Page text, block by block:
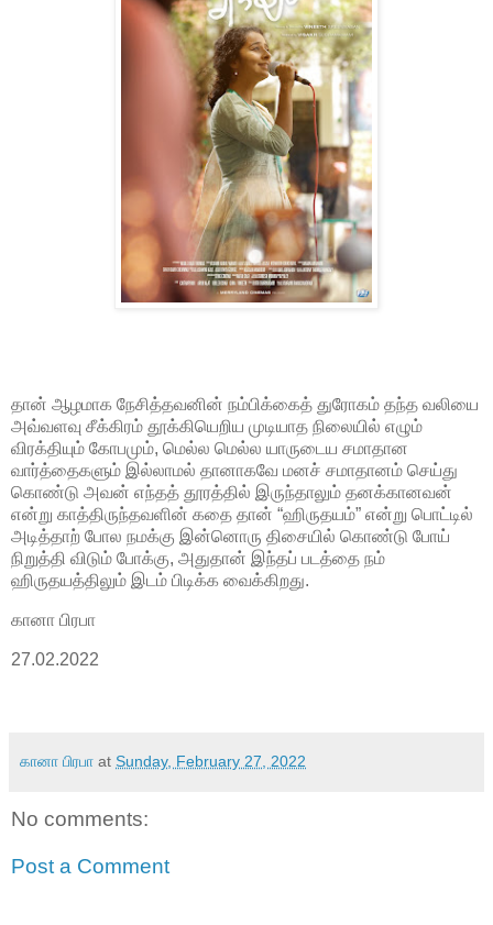
தான் ஆழமாக நேசித்தவனின் நம்பிக்கைத் துரோகம் தந்த வலியை
அவ்வளவு சீக்கிரம் தூக்கியெறிய முடியாத நிலையில் எழும்
விரக்தியும் கோபமும், மெல்ல மெல்ல யாருடைய சமாதான
வார்த்தைகளும் இல்லாமல் தானாகவே மனச் சமாதானம் செய்து
கொண்டு அவன் எந்தத் தூரத்தில் இருந்தாலும் தனக்கானவன்
என்று காத்திருந்தவளின் கதை தான் “ஹிருதயம்” என்று பொட்டில்
அடித்தாற் போல நமக்கு இன்னொரு திசையில் கொண்டு போய்
நிறுத்தி விடும் போக்கு, அதுதான் இந்தப் படத்தை நம்
ஹிருதயத்திலும் இடம் பிடிக்க வைக்கிறது.
கானா பிரபா
27.02.2022
கானா பிரபா at Sunday, February 27, 2022
No comments:
Post a Comment